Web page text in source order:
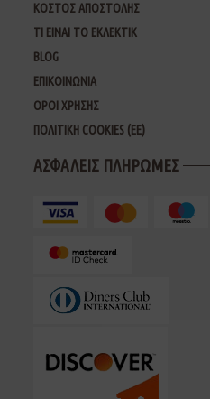
ΚΟΣΤΟΣ ΑΠΟΣΤΟΛΗΣ
ΤΙ ΕΙΝΑΙ ΤΟ ΕΚΛΕΚΤΙΚ
BLOG
ΕΠΙΚΟΙΝΩΝΙΑ
ΟΡΟΙ ΧΡΗΣΗΣ
ΠΟΛΙΤΙΚΗ COOKIES (ΕΕ)
ΑΣΦΑΛΕΙΣ ΠΛΗΡΩΜΕΣ